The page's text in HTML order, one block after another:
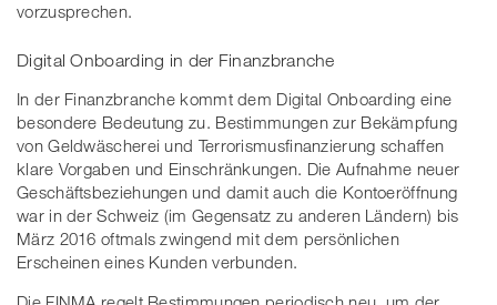
vorzusprechen.
Digital Onboarding in der Finanzbranche
In der Finanzbranche kommt dem Digital Onboarding eine
besondere Bedeutung zu. Bestimmungen zur Bekämpfung
von Geldwäscherei und Terrorismusfinanzierung schaffen
klare Vorgaben und Einschränkungen. Die Aufnahme neuer
Geschäftsbeziehungen und damit auch die Kontoeröffnung
war in der Schweiz (im Gegensatz zu anderen Ländern) bis
März 2016 oftmals zwingend mit dem persönlichen
Erscheinen eines Kunden verbunden.